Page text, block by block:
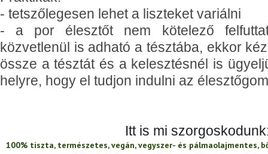
- tetszőlegesen lehet a liszteket variálni
- a por élesztőt nem kötelező
közvetlenül is adható a tésztába, ekkor
össze a tésztát és a kelesztésnél is
helyre, hogy el tudjon indulni az
Itt is mi
100% tiszta, természetes, vegán, vegyszer- és pálmaolajmentes,